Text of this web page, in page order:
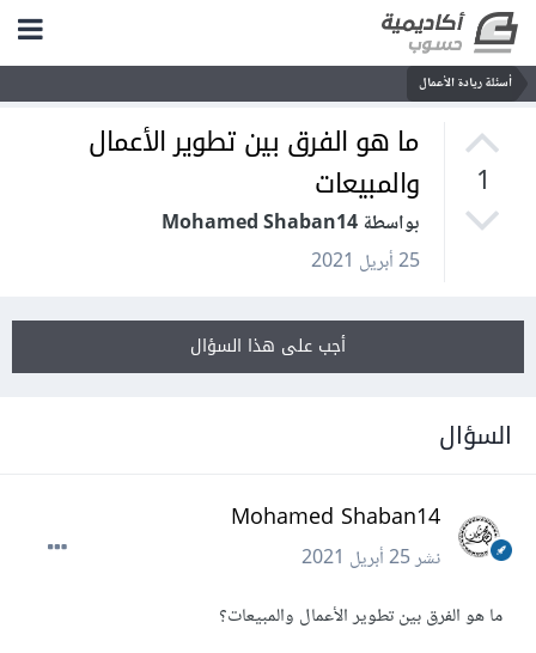
أسئلة ريادة الأعمال
1
ما هو الفرق بين تطوير الأعمال
والمبيعات
بواسطة Mohamed Shaban14
25 أبريل 2021
أجب على هذا السؤال
السؤال
Mohamed Shaban14
نشر25 أبريل 2021
ما هو الفرق بين تطوير الأعمال والمبيعات؟